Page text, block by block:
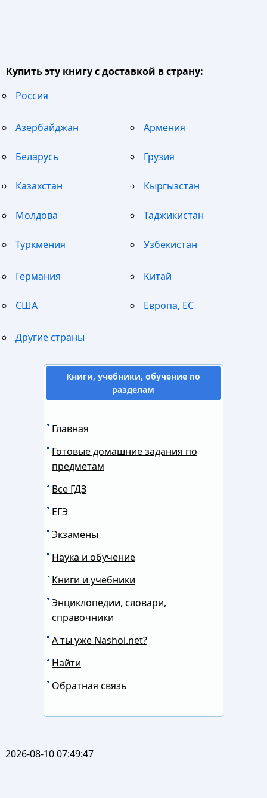
Купить эту книгу с доставкой в страну:
Россия
Азербайджан Армения
Беларусь Грузия
Казахстан Кыргызстан
Молдова Таджикистан
Туркмения Узбекистан
Германия Китай
США Европа, ЕС
Другие страны
Книги, учебники, обучение по
разделам
Главная
Готовые домашние задания по
предметам
Все ГДЗ
ЕГЭ
Экзамены
Наука и обучение
Книги и учебники
Энциклопедии, словари,
справочники
А ты уже Nashol.net?
Найти
Обратная связь
2026-08-10 07:49:47